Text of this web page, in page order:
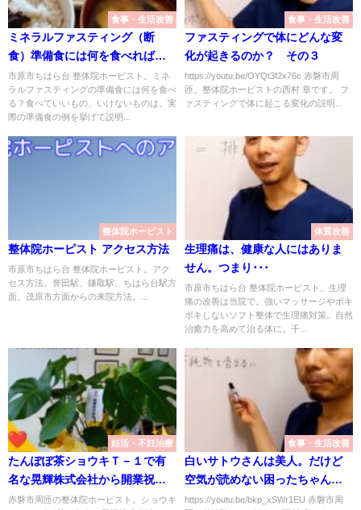
食事・生活改善
ミネラルファスティング（断
食）準備食には何を食べればい
いの？/赤磐市周匝/整体院ホーピ
スト
市原市ちはら台 整体院ホーピスト。ミネ
ラルファスティングの準備食には何を食べ
る？食べていいもの、いけないものは。実
際の準備食の例を挙げて説明...
食事・生活改善
ファスティングで体にどんな変
化が起きるのか？ その３
https://youtu.be/OYQt3f2x76c 赤磐市周
匝。整体院ホーピストの西村 章です。 フ
ァスティングで体に起こる変化の説明...
整体院ホーピスト
整体院ホーピスト アクセス方法
市原市ちはら台 整体院ホーピスト。アク
セス方法。誉田駅、鎌取駅、ちはら台駅方
面。茂原市方面からの来院方法。...
体質改善
生理痛は、健康な人にはありま
せん。つまり･･･
市原市ちはら台 整体院ホーピスト。生理
痛の改善は当院で。強いマッサージやボキ
ボキしないソフト整体で生理痛対策。自然
治癒力を高めて治る体に。千...
妊活・不妊治療
たんぽぽ茶ショウキＴ－１で有
名な晃輝株式会社から開業祝
い！
赤磐市周匝の整体院ホーピスト。ショウキ
食事・生活改善
白いサトウさんは美人。だけど
空気が読めない困ったちゃん
(^_^;)
https://youtu.be/bkp_xSWr1EU 赤磐市周